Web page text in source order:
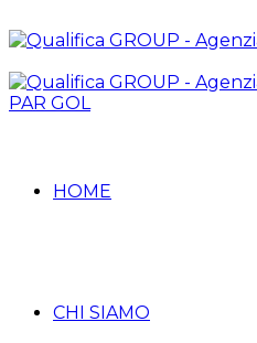
PAR GOL
HOME
CHI SIAMO